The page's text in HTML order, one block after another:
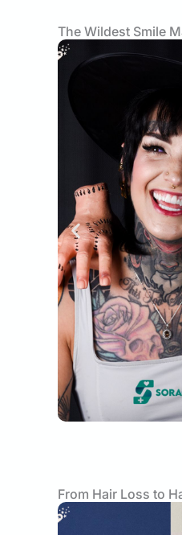
The Wildest Smile
From Hair Loss to